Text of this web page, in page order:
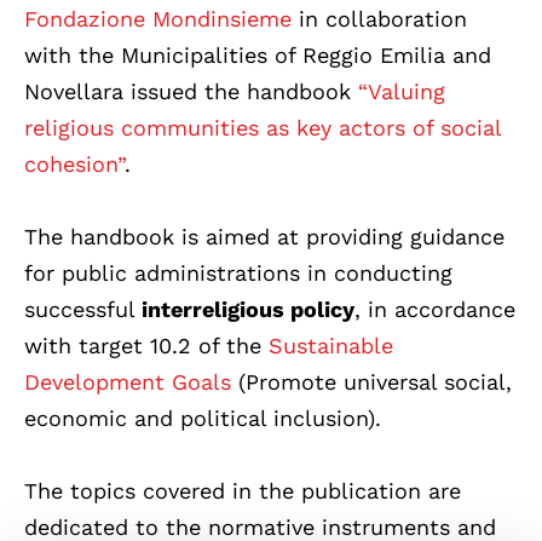
Fondazione Mondinsieme in collaboration
with the Municipalities of Reggio Emilia and
Novellara issued the handbook “Valuing
religious communities as key actors of social
cohesion”.
The handbook is aimed at providing guidance
for public administrations in conducting
successful interreligious policy, in accordance
with target 10.2 of the Sustainable
Development Goals (Promote universal social,
economic and political inclusion).
The topics covered in the publication are
dedicated to the normative instruments and